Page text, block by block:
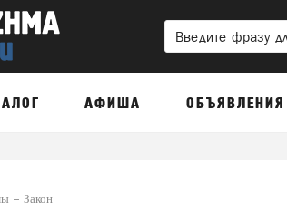
АФИША ОБЪЯВЛЕНИЯ
Закон